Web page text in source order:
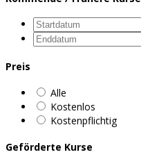
Preis
Alle
Kostenlos
Kostenpflichtig
Geförderte Kurse